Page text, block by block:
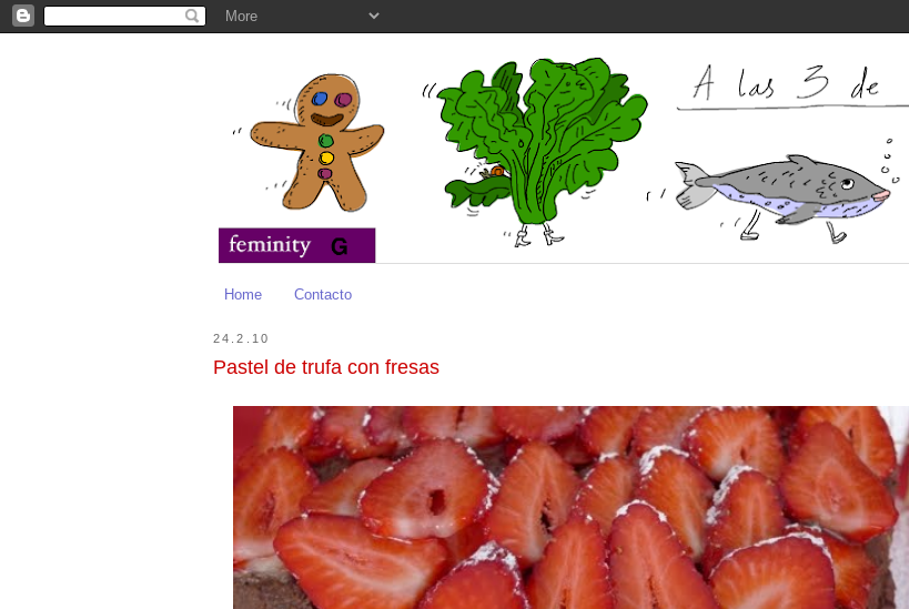
Home Contacto
24.2.10
Pastel de trufa con fresas